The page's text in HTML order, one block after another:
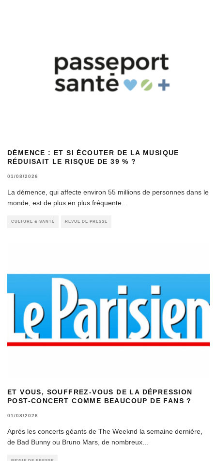
DÉMENCE : ET SI ÉCOUTER DE LA MUSIQUE
RÉDUISAIT LE RISQUE DE 39 % ?
01/08/2026
La démence, qui affecte environ 55 millions de personnes dans le
monde, est de plus en plus fréquente
CULTURE & SANTÉ REVUE DE PRESSE
ET VOUS, SOUFFREZ-VOUS DE LA DÉPRESSION
POST-CONCERT COMME BEAUCOUP DE FANS ?
01/08/2026
Après les concerts géants de The Weeknd la semaine dernière,
de Bad Bunny ou Bruno Mars, de nombreux...